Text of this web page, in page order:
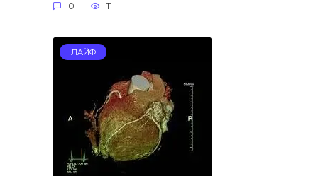
0 11
ЛАЙФ